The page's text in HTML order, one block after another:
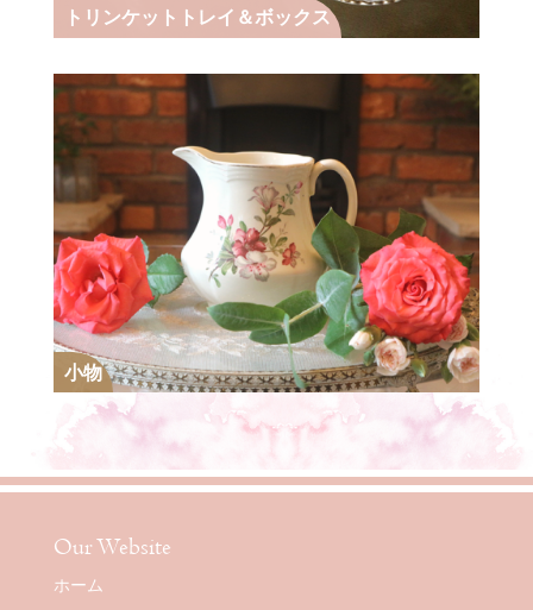
トリンケットトレイ＆ボックス
小物
Our Website
ホーム